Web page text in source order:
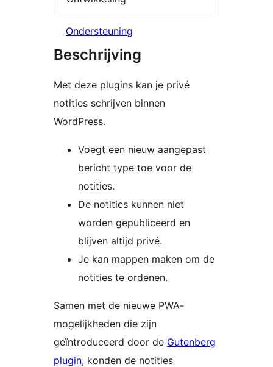
Ondersteuning
Beschrijving
Met deze plugins kan je privé
notities schrijven binnen
WordPress.
Voegt een nieuw aangepast
bericht type toe voor de
notities.
De notities kunnen niet
worden gepubliceerd en
blijven altijd privé.
Je kan mappen maken om de
notities te ordenen.
Samen met de nieuwe PWA-
mogelijkheden die zijn
geïntroduceerd door de Gutenberg
plugin, konden de notities